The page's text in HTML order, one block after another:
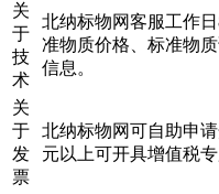
关
于
技
术
北纳标物网客服工作
准物质价格、标准物
信息。
关
于
发
票
北纳标物网可自助申
元以上可开具增值税专